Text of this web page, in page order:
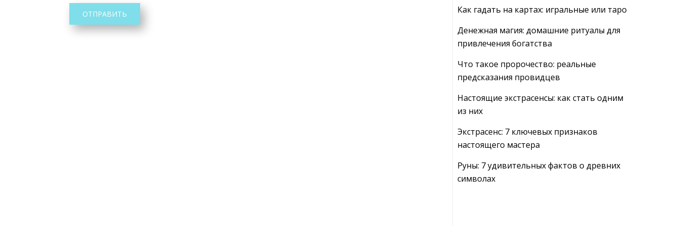
ОТПРАВИТЬ
Как гадать на картах: игральные или таро
Денежная магия: домашние ритуалы для
привлечения богатства
Что такое пророчество: реальные
предсказания провидцев
Настоящие экстрасенсы: как стать одним
из них
Экстрасенс: 7 ключевых признаков
настоящего мастера
Руны: 7 удивительных фактов о древних
символах